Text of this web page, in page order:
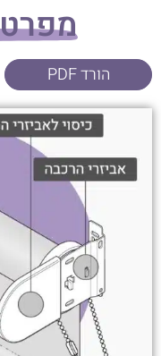
מפרט
הורד PDF